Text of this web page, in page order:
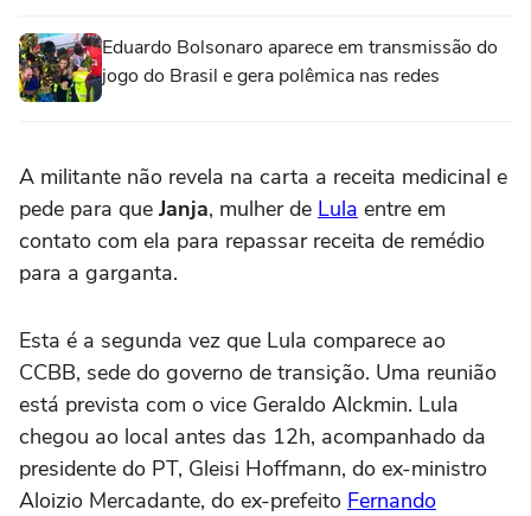
Eduardo Bolsonaro aparece em transmissão do
jogo do Brasil e gera polêmica nas redes
A militante não revela na carta a receita medicinal e
pede para que Janja, mulher de Lula entre em
contato com ela para repassar receita de remédio
para a garganta.
Esta é a segunda vez que Lula comparece ao
CCBB, sede do governo de transição. Uma reunião
está prevista com o vice Geraldo Alckmin. Lula
chegou ao local antes das 12h, acompanhado da
presidente do PT, Gleisi Hoffmann, do ex-ministro
Aloizio Mercadante, do ex-prefeito Fernando